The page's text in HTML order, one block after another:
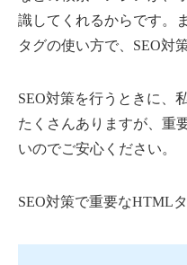
識してくれるからです。
タグの使い方で、SEO対
SEO対策を行うときに、
たくさんありますが、重
いのでご安心ください。
SEO対策で重要なHTML